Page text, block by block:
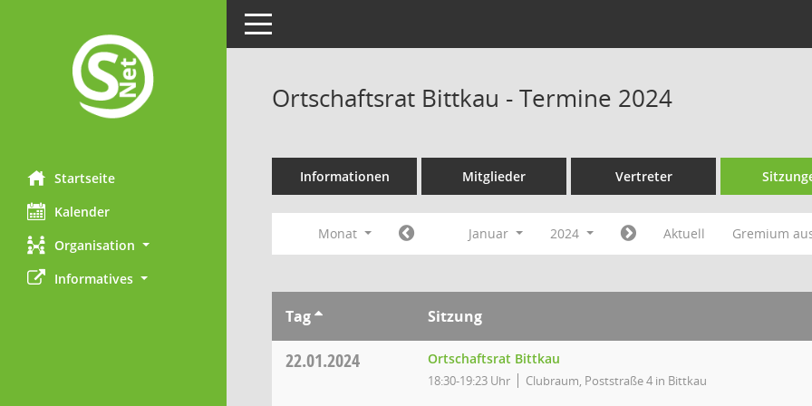
Startseite
Kalender
Organisation
Informatives
Toggle navigation
Ortschaftsrat Bittkau - Termine 2024
Informationen Mitglieder Vertreter
Monat Januar 2024 Aktuell Gremium
Tag Sitzung
22.01.2024 Ortschaftsrat Bittkau
18:30-19:23 Uhr Clubraum, Poststraße 4 in Bittkau